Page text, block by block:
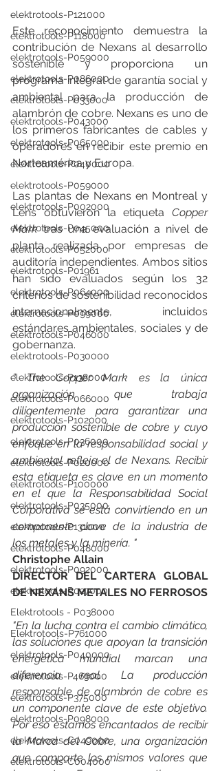
elektrotools-P121000
elektrotools-P118000
elektrotools-P059000
elektrotools-P086000
elektrotools-P033000
elektrotools-P043000
elektrotools-P065000
elektrotools-P040000
elektrotools-P059000
elektrotools-P002000
elektrotools-P045000
elektrotools-P052000
elektrotools-P01961
elektrotools-P064000
elektrotools-P099000
elektrotools-P046000
elektrotools-P030000
elektrotools-P138000
elektrotools-P066000
elektrotools-P102000
elektrotools-P036000
elektrotools-P020000
elektrotools-P100000
elektrotools-P035000
elektrotools-P131000
elektrotools-P048000
elektrotools-P092000
elektrotools-P027000
Elektrotools - P038000
Elektrotools-P761000
elektrotools-P040000
elektrotools-P463000
elektrotools-P375000
elektrotools-P098000
elektrotools-C049000
elektrotools-C004000
Este reconocimiento demuestra la
contribución de Nexans al desarrollo
sostenible y proporciona un
programa integral de garantía social y
ambiental para la producción de
alambrón de cobre. Nexans es uno de
los primeros fabricantes de cables y
operadores en recibir este premio en
Norteamérica y Europa.
Las plantas de Nexans en Montreal y
Lens obtuvieron la etiqueta Copper
Mark tras una evaluación a nivel de
planta realizada por empresas de
auditoría independientes. Ambos sitios
han sido evaluados según los 32
criterios de sostenibilidad reconocidos
internacionalmente, incluidos
estándares ambientales, sociales y de
gobernanza.
“ The Copper Mark es la única
organización que trabaja
diligentemente para garantizar una
producción sostenible de cobre y cuyo
enfoque en la responsabilidad social y
ambiental refleja el de Nexans. Recibir
esta etiqueta es clave en un momento
en el que la Responsabilidad Social
Corporativa se está convirtiendo en un
componente clave de la industria de
los metales y la minería. "
Christophe Allain
DIRECTOR DEL CARTERA GLOBAL
DE NEXANS METALES NO FERROSOS
"En la lucha contra el cambio climático,
las soluciones que apoyan la transición
energética mundial marcan una
diferencia real. La producción
responsable de alambrón de cobre es
un componente clave de este objetivo.
Por eso estamos encantados de recibir
la Marca del Cobre, una organización
que comparte los mismos valores que